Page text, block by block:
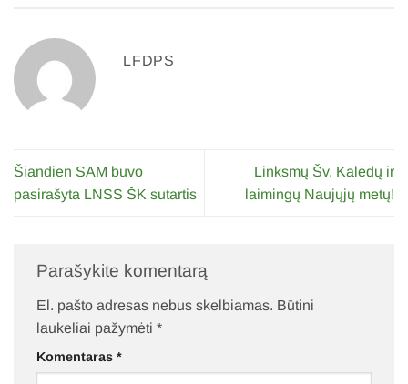
LFDPS
Šiandien SAM buvo
pasirašyta LNSS ŠK sutartis
Linksmų Šv. Kalėdų ir
laimingų Naujųjų metų!
Parašykite komentarą
El. pašto adresas nebus skelbiamas. Būtini
laukeliai pažymėti *
Komentaras *